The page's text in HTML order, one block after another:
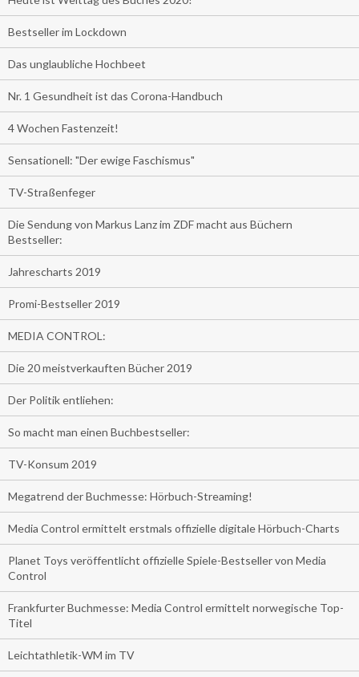
Bestseller im Lockdown
Das unglaubliche Hochbeet
Nr. 1 Gesundheit ist das Corona-Handbuch
4 Wochen Fastenzeit!
Sensationell: "Der ewige Faschismus"
TV-Straßenfeger
Die Sendung von Markus Lanz im ZDF macht aus Büchern
Bestseller:
Jahrescharts 2019
Promi-Bestseller 2019
MEDIA CONTROL:
Die 20 meistverkauften Bücher 2019
Der Politik entliehen:
So macht man einen Buchbestseller:
TV-Konsum 2019
Megatrend der Buchmesse: Hörbuch-Streaming!
Media Control ermittelt erstmals offizielle digitale Hörbuch-Charts
Planet Toys veröffentlicht offizielle Spiele-Bestseller von Media
Control
Frankfurter Buchmesse: Media Control ermittelt norwegische Top-
Titel
Leichtathletik-WM im TV